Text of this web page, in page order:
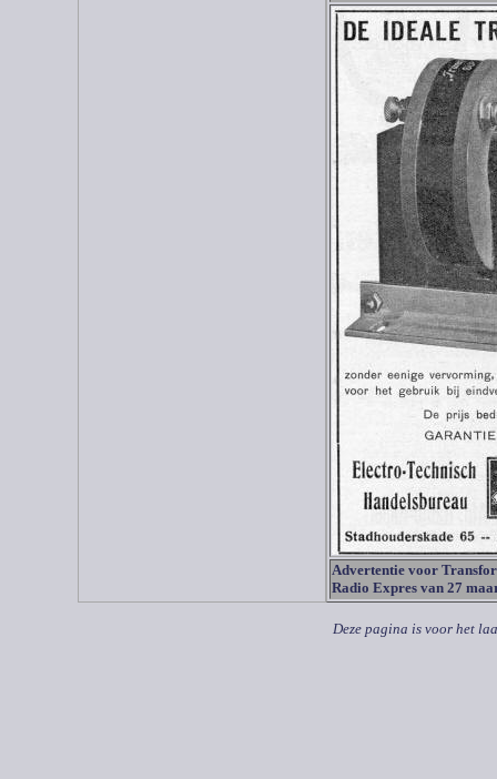
Advertentie voor
Radio Expres van 27
Deze pagina is voor het